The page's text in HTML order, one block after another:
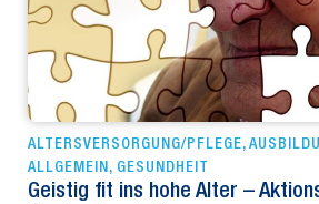
ALTERSVERSORGUNG/PFLEGE,
ALLGEMEIN , GESUNDHEIT
Geistig fit ins hohe Alter –